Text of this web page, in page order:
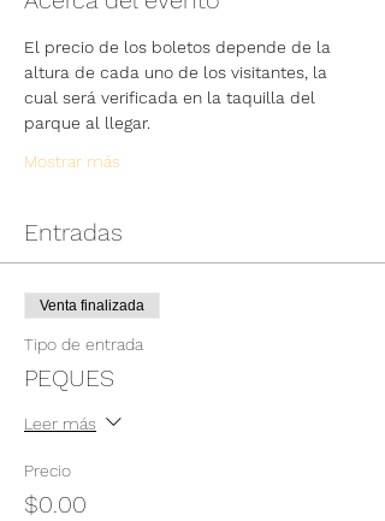
El precio de los boletos depende de la
altura de cada uno de los visitantes, la
cual será verificada en la taquilla del
parque al llegar.
Mostrar más
Entradas
Venta finalizada
Tipo de entrada
PEQUES
Leer más
Precio
$0.00